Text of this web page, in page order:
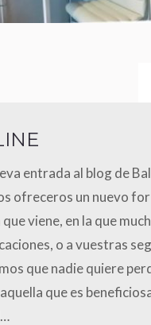
entrada al blog de
ofreceros un nuevo
viene, en la que
o a vuestras
que nadie quiere
que es